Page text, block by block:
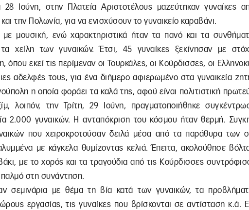
Ιούνη, στην Πλατεία Αριστοτέλους μαζεύτηκαν γυναίκες
την Πολωνία, για να ενισχύσουν το γυναικείο καραβάνι.
με μουσική, ενώ χαρακτηριστικά ήταν τα πανό και τα
χείλη των γυναικών. Έτσι, 45 γυναίκες ξεκίνησαν με
όπου εκεί τις περίμεναν οι Τουρκάλες, οι Κούρδισσες, οι
αδελφές τους, για ένα διήμερο αφιερωμένο στα γυναικεία
η οποία φοράει τα καλά της, αφού είναι πολιτιστική
λοιπόν, την Τρίτη, 29 Ιούνη, πραγματοποιήθηκε
2.000 γυναικών. Η ανταπόκριση του κόσμου ήταν θερμή.
που χειροκροτούσαν δειλά μέσα από τα παράθυρα των
με κάγκελα θυμίζοντας κελιά. Έπειτα, ακολούθησε
με το χορός και τα τραγούδια από τις Κούρδισσες
παλμό στη συνάντηση.
σεμινάρια με θέμα τη βία κατά των γυναικών, τα
εργασίας, τις γυναίκες που βρίσκονται σε αντίσταση κ.ά.